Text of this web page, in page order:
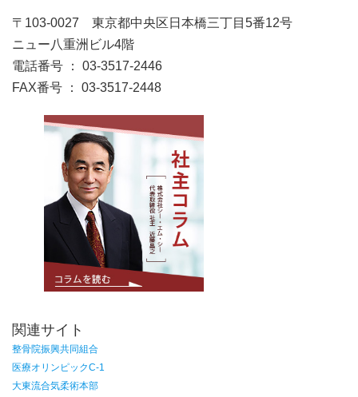
〒103-0027 東京都中央区日本橋三丁目5番12号
ニュー八重洲ビル4階
電話番号 ： 03-3517-2446
FAX番号 ： 03-3517-2448
関連サイト
整骨院振興共同組合
医療オリンピックC-1
大東流合気柔術本部